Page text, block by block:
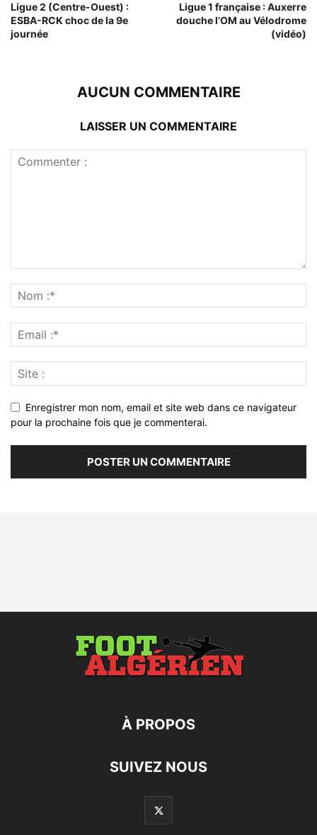
Ligue 2 (Centre-Ouest) :
ESBA-RCK choc de la 9e
journée
Ligue 1 française : Auxerre
douche l’OM au Vélodrome
(vidéo)
AUCUN COMMENTAIRE
LAISSER UN COMMENTAIRE
Enregistrer mon nom, email et site web dans ce navigateur
pour la prochaine fois que je commenterai.
À PROPOS
SUIVEZ NOUS